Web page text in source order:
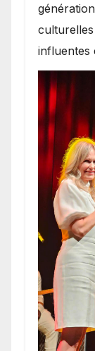
influentes